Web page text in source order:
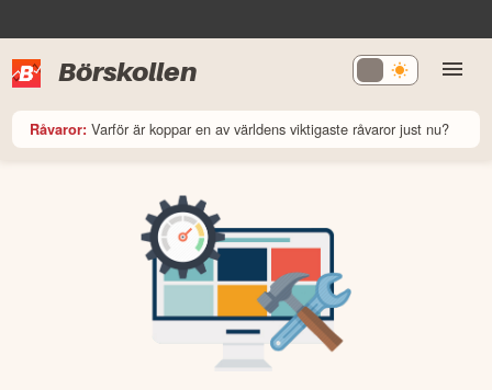
Börskollen
Råvaror: Varför är koppar en av världens viktigaste råvaror just nu?